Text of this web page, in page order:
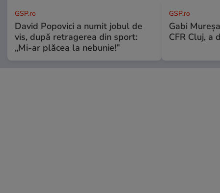
GSP.ro
David Popovici a numit jobul de
vis, după retragerea din sport:
„Mi-ar plăcea la nebunie!”
GSP.ro
Gabi
CFR Cluj, a